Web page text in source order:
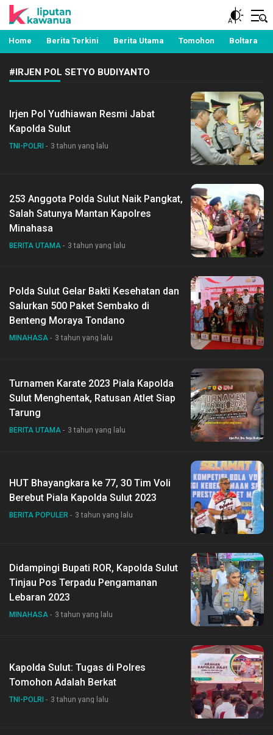
Liputan Kawanua
Berita Manado, Sulawesi Utara, Kawanua, Politik,
Pemerintahan, Hukum Kriminal dan Nasional
Home Berita Terkini Berita Utama Tomohon Boltara
#IRJEN POL SETYO BUDIYANTO
Irjen Pol Yudhiawan Resmi Jabat
Kapolda Sulut
TNI-POLRI 3 tahun yang lalu
253 Anggota Polda Sulut Naik Pangkat,
Salah Satunya Mantan Kapolres
Minahasa
BERITA UTAMA 3 tahun yang lalu
Polda Sulut Gelar Bakti Kesehatan dan
Salurkan 500 Paket Sembako di
Benteng Moraya Tondano
MINAHASA 3 tahun yang lalu
Turnamen Karate 2023 Piala Kapolda
Sulut Menghentak, Ratusan Atlet Siap
Tarung
BERITA UTAMA 3 tahun yang lalu
HUT Bhayangkara ke 77, 30 Tim Voli
Berebut Piala Kapolda Sulut 2023
BERITA POPULER 3 tahun yang lalu
Didampingi Bupati ROR, Kapolda Sulut
Tinjau Pos Terpadu Pengamanan
Lebaran 2023
MINAHASA 3 tahun yang lalu
Kapolda Sulut: Tugas di Polres
Tomohon Adalah Berkat
TNI-POLRI 3 tahun yang lalu